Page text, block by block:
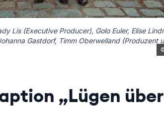
Lis (Executive Producer), Golo Euler, Elise
Gastdorf, Timm Oberwelland (Produzent
„Lügen über